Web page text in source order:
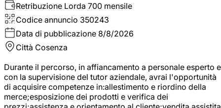
Retribuzione Lorda 700 mensile
Codice annuncio 350243
Data di pubblicazione 8/8/2026
Città Cosenza
Durante il percorso, in affiancamento a personale esperto e
con la supervisione del tutor aziendale, avrai l'opportunità
di acquisire competenze in:allestimento e riordino della
merce;esposizione dei prodotti e verifica dei